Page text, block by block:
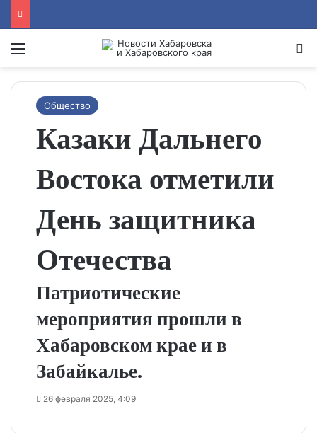
Menu
Общество
Казаки Дальнего
Востока отметили
День защитника
Отечества
Патриотические
мероприятия прошли в
Хабаровском крае и в
Забайкалье.
26 февраля 2025, 4:09